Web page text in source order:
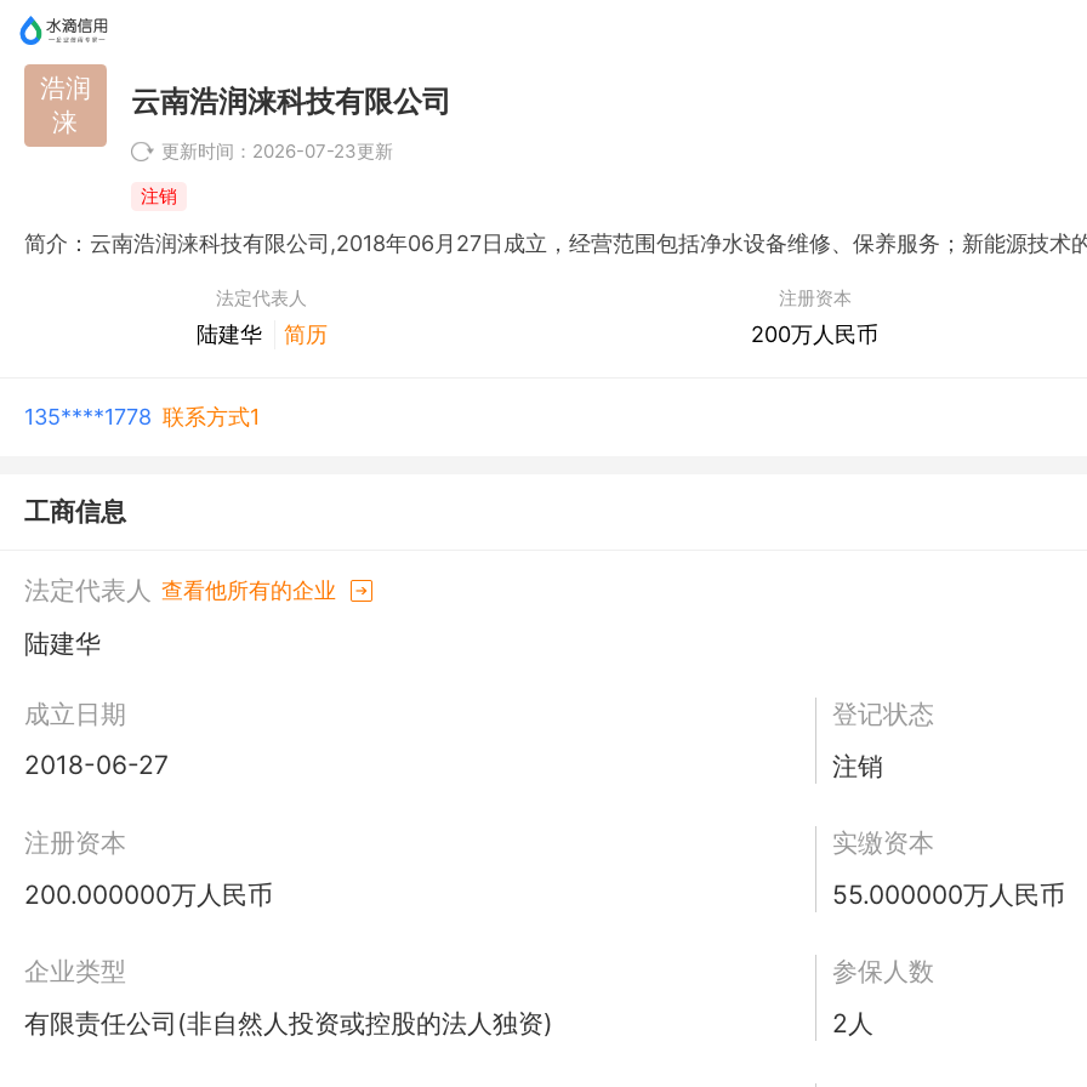
浩润
涞
云南浩润涞科技有限公司
更新时间：2026-07-23更新
注销
法定代表人
陆建华 简历
注册资本
200万人民币
135****1778 联系方式1
工商信息
法定代表人 查看他所有的企业
陆建华
成立日期
2018-06-27
登记状态
注销
注册资本
200.000000万人民币
实缴资本
55.000000万人民币
企业类型
有限责任公司(非自然人投资或控股的法人独资)
参保人数
2人